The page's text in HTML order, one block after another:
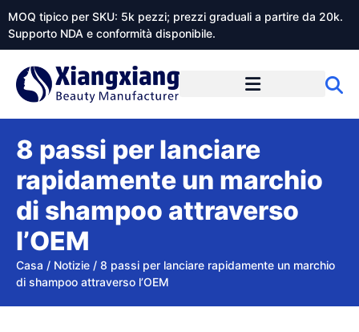
MOQ tipico per SKU: 5k pezzi; prezzi graduali a partire da 20k.
Supporto NDA e conformità disponibile.
8 passi per lanciare
rapidamente un marchio
di shampoo attraverso
l’OEM
Casa / Notizie / 8 passi per lanciare rapidamente un marchio
di shampoo attraverso l’OEM